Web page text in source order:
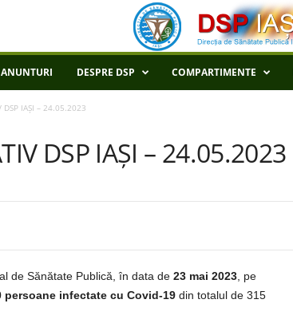
ANUNTURI DESPRE DSP COMPARTIMENTE
DSP IAȘI – 24.05.2023
DSP IAȘI – 24.05.2023
de Sănătate Publică, în data de 23 mai 2023 , pe
persoane infectate cu Covid-19 din totalul de 315